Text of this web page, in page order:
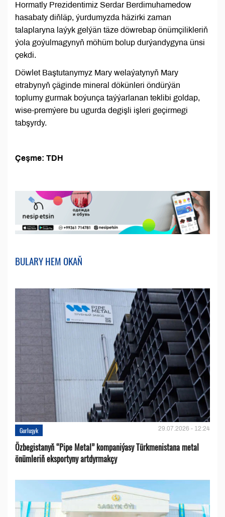
Hormatly Prezidentimiz Serdar Berdimuhamedow
hasabaty diňläp, ýurdumyzda häzirki zaman
talaplaryna laýyk gelýän täze döwrebap önümçilikleriň
ýola goýulmagynyň möhüm bolup durýandygyna ünsi
çekdi.
Döwlet Baştutanymyz Mary welaýatynyň Mary
etrabynyň çäginde mineral dökünleri öndürýän
toplumy gurmak boýunça taýýarlanan teklibi goldap,
wise-premýere bu ugurda degişli işleri geçirmegi
tabşyrdy.
Çeşme: TDH
BULARY HEM OKAŇ
Gurluşyk 29.07.2026 - 12:24
Özbegistanyň “Pipe Metal” kompaniýasy Türkmenistana metal
önümleriň eksportyny artdyrmakçy